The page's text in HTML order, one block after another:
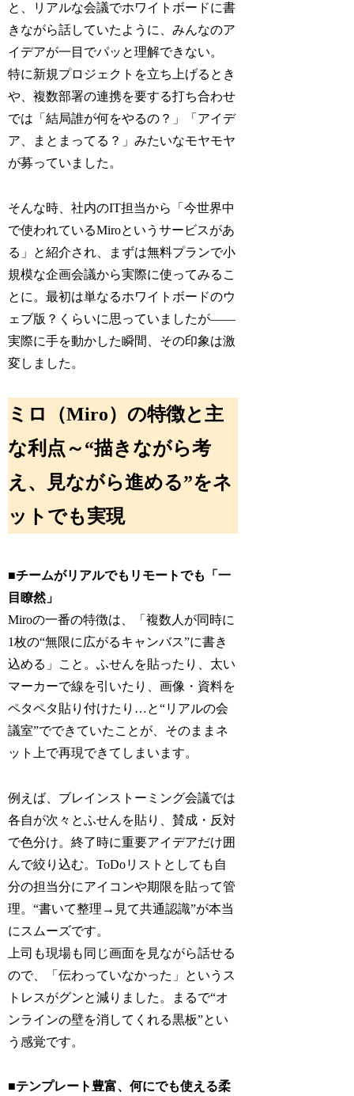
と、リアルな会議でホワイトボードに書
きながら話していたように、みんなのア
イデアが一目でパッと理解できない。
特に新規プロジェクトを立ち上げるとき
や、複数部署の連携を要する打ち合わせ
では「結局誰が何をやるの？」「アイデ
ア、まとまってる？」みたいなモヤモヤ
が募っていました。
そんな時、社内のIT担当から「今世界中
で使われているMiroというサービスがあ
る」と紹介され、まずは無料プランで小
規模な企画会議から実際に使ってみるこ
とに。最初は単なるホワイトボードのウ
ェブ版？くらいに思っていましたが――
実際に手を動かした瞬間、その印象は激
変しました。
ミロ（Miro）の特徴と主
な利点～“描きながら考
え、見ながら進める”をネ
ットでも実現
■チームがリアルでもリモートでも「一
目瞭然」
Miroの一番の特徴は、「複数人が同時に
1枚の“無限に広がるキャンバス”に書き
込める」こと。ふせんを貼ったり、太い
マーカーで線を引いたり、画像・資料を
ペタペタ貼り付けたり…と“リアルの会
議室”でできていたことが、そのままネ
ット上で再現できてしまいます。
例えば、ブレインストーミング会議では
各自が次々とふせんを貼り、賛成・反対
で色分け。終了時に重要アイデアだけ囲
んで絞り込む。ToDoリストとしても自
分の担当分にアイコンや期限を貼って管
理。“書いて整理→見て共通認識”が本当
にスムーズです。
上司も現場も同じ画面を見ながら話せる
ので、「伝わっていなかった」というス
トレスがグンと減りました。まるで“オ
ンラインの壁を消してくれる黒板”とい
う感覚です。
■テンプレート豊富、何にでも使える柔